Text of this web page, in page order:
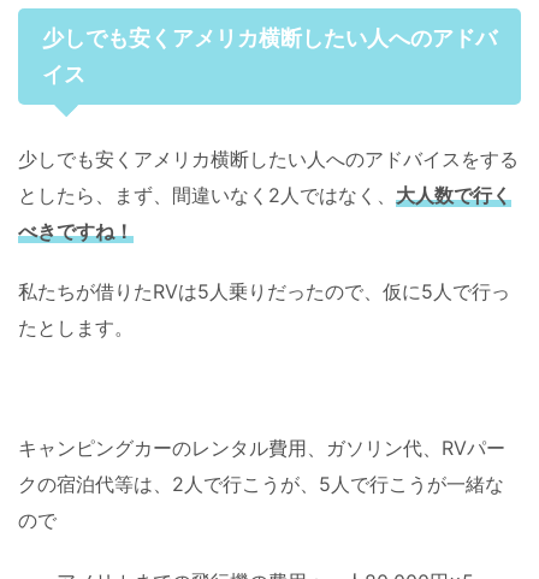
少しでも安くアメリカ横断したい人へのアドバ
イス
少しでも安くアメリカ横断したい人へのアドバイスをする
としたら、まず、間違いなく2人ではなく、 大人数で行く
べきですね！
私たちが借りたRVは5人乗りだったので、仮に5人で行っ
たとします。
キャンピングカーのレンタル費用、ガソリン代、RVパー
クの宿泊代等は、2人で行こうが、5人で行こうが一緒な
ので